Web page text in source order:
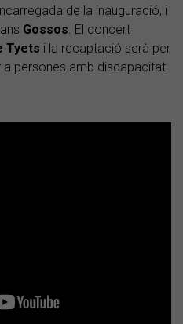
de la inauguració, i
Gossos . El concert
Tyets i la recaptació serà per
a persones amb discapacitat